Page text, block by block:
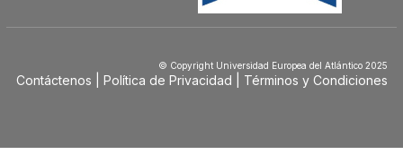
© Copyright Universidad Europea del Atlántico 2025
Contáctenos Política de Privacidad Términos y Condiciones